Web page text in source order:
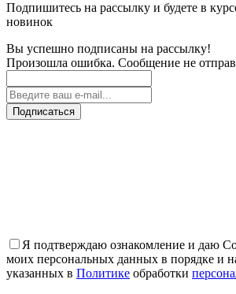
Подпишитесь на рассылку и будете в
новинок
Вы успешно подписаны на рассылку!
Произошла ошибка. Сообщение не
Подписаться
Я подтверждаю ознакомление и даю
моих персональных данных в порядке и
указанных в Политике обработки